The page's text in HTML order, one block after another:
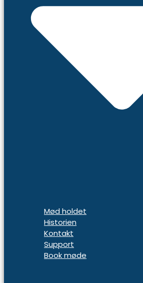
Mød holdet
Historien
Kontakt
Support
Book møde